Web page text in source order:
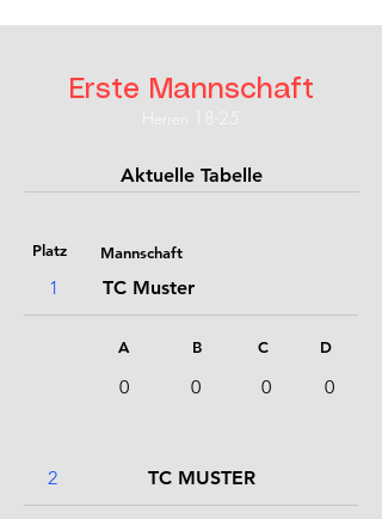
Erste Mannschaft
Herren 18-25
Aktuelle Tabelle
Platz Mannschaft
1 TC Muster
A B C D
0 0 0 0
2 TC MUSTER